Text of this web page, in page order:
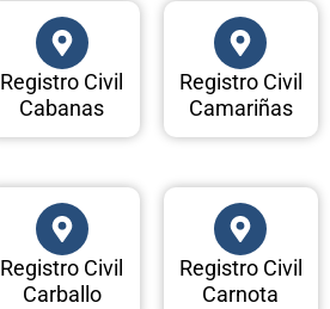
Registro Civil
Cabanas
Registro Civil
Camariñas
Registro Civil
Carballo
Registro Civil
Carnota